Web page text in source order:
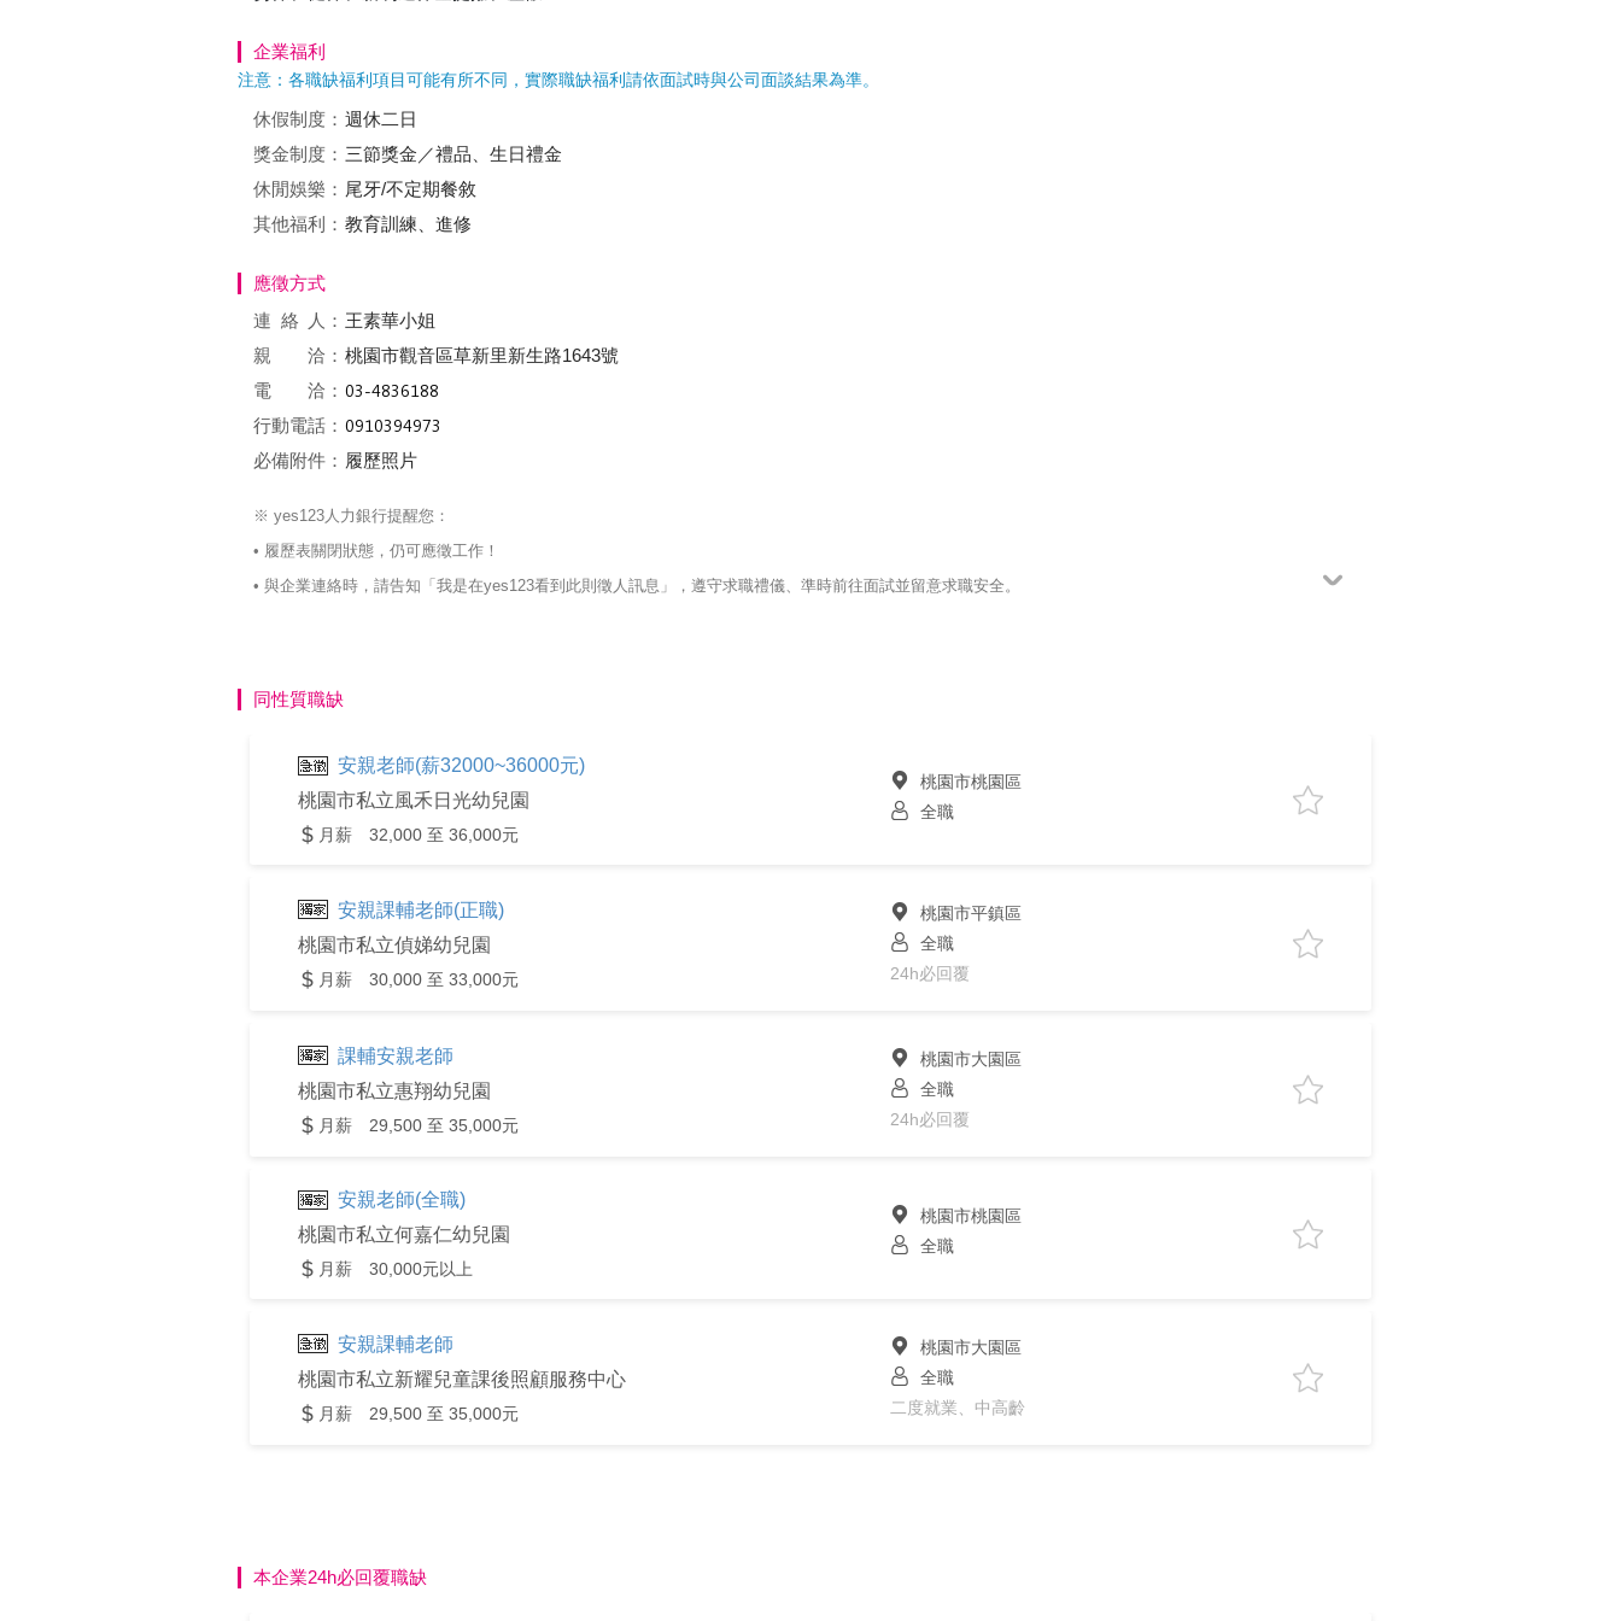
企業福利
注意：各職缺福利項目可能有所不同，實際職缺福利請依面試時與公司面談結果為準。
休假制度： 週休二日
獎金制度： 三節獎金／禮品、生日禮金
休閒娛樂： 尾牙/不定期餐敘
其他福利： 教育訓練、進修
應徵方式
連絡
人： 王素華小姐
親 洽： 桃園市觀音區草新里新生路1643號
電 洽：
行動電話：
必備附件： 履歷照片
※ yes123人力銀行提醒您：
• 履歷表關閉狀態，仍可應徵工作！
• 與企業連絡時，請告知「我是在yes123看到此則徵人訊息」，遵守求職禮儀、準時前往面試並留意求職安全。
同性質職缺
安親老師(薪32000~36000元)
桃園市私立風禾日光幼兒園
月薪 32,000 至 36,000元
桃園市桃園區
全職
安親課輔老師(正職)
桃園市私立偵娣幼兒園
月薪 30,000 至 33,000元
桃園市平鎮區
全職
24h必回覆
課輔安親老師
桃園市私立惠翔幼兒園
月薪 29,500 至 35,000元
桃園市大園區
全職
24h必回覆
安親老師(全職)
桃園市私立何嘉仁幼兒園
月薪 30,000元以上
桃園市桃園區
全職
安親課輔老師
桃園市私立新耀兒童課後照顧服務中心
月薪 29,500 至 35,000元
桃園市大園區
全職
二度就業、中高齡
本企業24h必回覆職缺